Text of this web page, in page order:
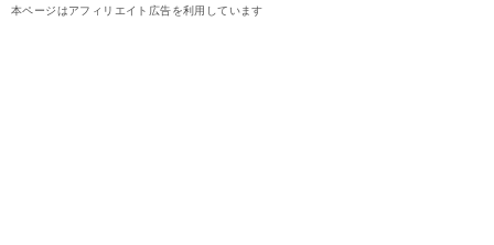
本ページはアフィリエイト広告を利用しています